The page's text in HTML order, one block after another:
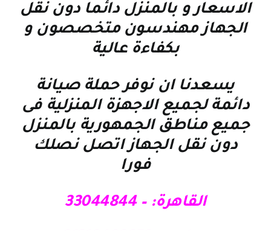
الاسعار و بالمنزل دائما دون نقل
الجهاز مهندسون متخصصون و
بكفاءة عالية
يسعدنا ان نوفر حملة صيانة
دائمة لجميع الاجهزة المنزلية فى
جميع مناطق الجمهورية بالمنزل
دون نقل الجهاز اتصل نصلك
فورا
القاهرة: – 33044844